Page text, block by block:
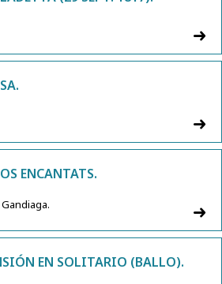
ENCANTATS.
EN SOLITARIO (BALLO).